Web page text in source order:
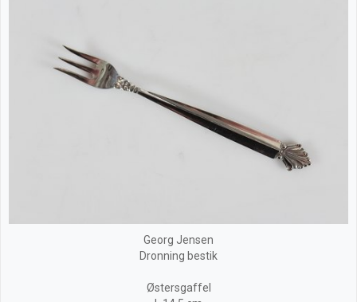
Georg Jensen
Dronning bestik
Østersgaffel